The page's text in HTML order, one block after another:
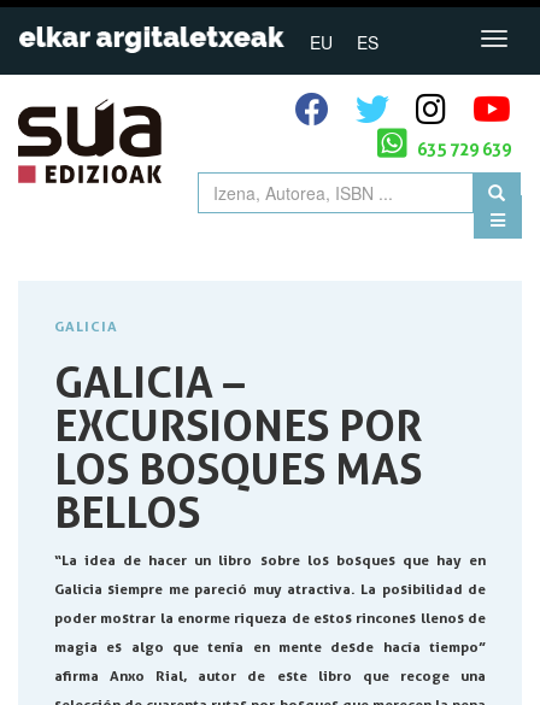
EU ES
635 729 639
GALICIA
GALICIA –
EXCURSIONES POR
LOS BOSQUES MAS
BELLOS
“La idea de hacer un libro sobre los bosques que hay en
Galicia siempre me pareció muy atractiva. La posibilidad de
poder mostrar la enorme riqueza de estos rincones llenos de
magia es algo que tenía en mente desde hacía tiempo”
afirma Anxo Rial, autor de este libro que recoge una